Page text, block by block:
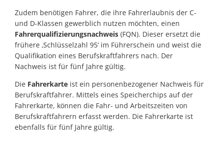
Zudem benötigen Fahrer, die ihre Fahrerlaubnis der C-
und D-Klassen gewerblich nutzen möchten, einen
Fahrerqualifizierungsnachweis (FQN). Dieser ersetzt die
frühere ‚Schlüsselzahl 95‘ im Führerschein und weist die
Qualifikation eines Berufskraftfahrers nach. Der
Nachweis ist für fünf Jahre gültig.
Die Fahrerkarte ist ein personenbezogener Nachweis für
Berufskraftfahrer. Mittels eines Speicherchips auf der
Fahrerkarte, können die Fahr- und Arbeitszeiten von
Berufskraftfahrern erfasst werden. Die Fahrerkarte ist
ebenfalls für fünf Jahre gültig.